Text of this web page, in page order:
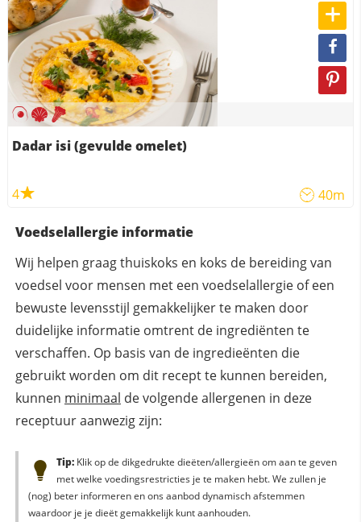
Dadar isi (gevulde omelet)
4 40m
Voedselallergie informatie
Wij helpen graag thuiskoks en koks de bereiding van
voedsel voor mensen met een voedselallergie of een
bewuste levensstijl gemakkelijker te maken door
duidelijke informatie omtrent de ingrediënten te
verschaffen. Op basis van de ingredieënten die
gebruikt worden om dit recept te kunnen bereiden,
kunnen minimaal de volgende allergenen in deze
receptuur aanwezig zijn:
Tip:Klik op de dikgedrukte dieëten/allergieën om aan te geven
met welke voedingsrestricties je te maken hebt. We zullen je
(nog) beter informeren en ons aanbod dynamisch afstemmen
waardoor je je dieët gemakkelijk kunt aanhouden.